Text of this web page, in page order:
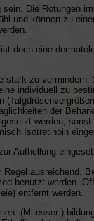
Die Rötungen
und können zu
doch eine
zu
individuell zu
der
werden,
Isotretinoin
Aufhellung
ausreichend.
benutzt werden.
entfernt werden.
(Mitesser-)